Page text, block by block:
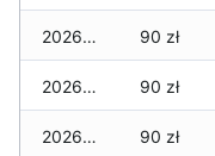
2026-06-26 90 zł
2026-06-25 90 zł
2026-06-24 90 zł